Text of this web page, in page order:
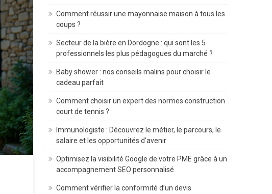
Comment réussir une mayonnaise maison à tous les
coups ?
Secteur de la bière en Dordogne : qui sont les 5
professionnels les plus pédagogues du marché ?
Baby shower : nos conseils malins pour choisir le
cadeau parfait
Comment choisir un expert des normes construction
court de tennis ?
Immunologiste : Découvrez le métier, le parcours, le
salaire et les opportunités d’avenir
Optimisez la visibilité Google de votre PME grâce à un
accompagnement SEO personnalisé
Comment vérifier la conformité d’un devis